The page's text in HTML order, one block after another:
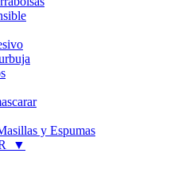
y Espumas
▼